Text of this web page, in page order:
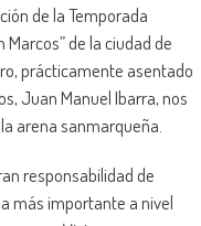
de la Temporada
de la ciudad de
prácticamente asentado
Juan Manuel Ibarra, nos
arena sanmarqueña.
responsabilidad de
más importante a nivel